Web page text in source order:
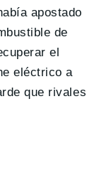
apostado
de
el
eléctrico a
que rivales